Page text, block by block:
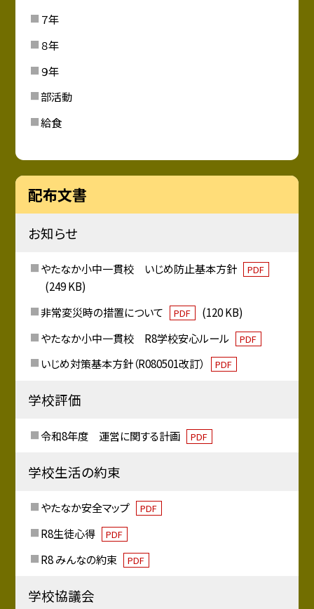
７年
８年
９年
部活動
給食
配布文書
お知らせ
やたなか小中一貫校 いじめ防止基本方針 PDF
(249 KB)
非常変災時の措置について
PDF
(120 KB)
やたなか小中一貫校 R8学校安心ルール
PDF
いじめ対策基本方針（R080501改訂） PDF
学校評価
令和8年度 運営に関する計画 PDF
学校生活の約束
やたなか安全マップ PDF
R8生徒心得 PDF
R8 みんなの約束 PDF
学校協議会